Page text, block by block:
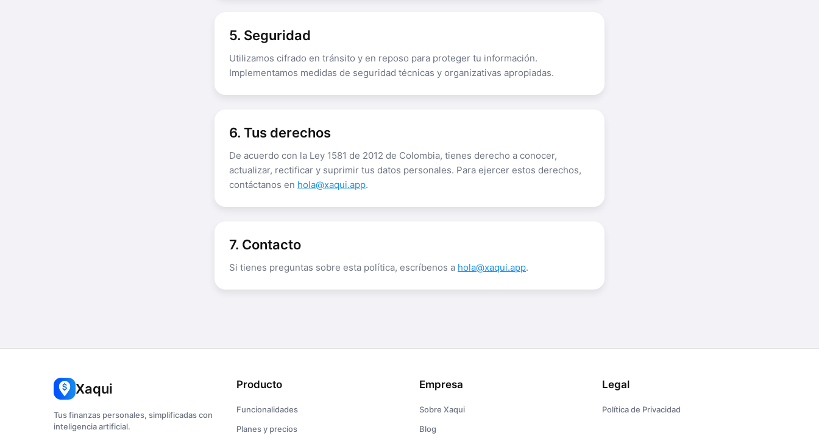
5. Seguridad
Utilizamos cifrado en tránsito y en reposo para proteger tu información.
Implementamos medidas de seguridad técnicas y organizativas apropiadas.
6. Tus derechos
De acuerdo con la Ley 1581 de 2012 de Colombia, tienes derecho a conocer,
actualizar, rectificar y suprimir tus datos personales. Para ejercer estos derechos,
contáctanos en hola@xaqui.app.
7. Contacto
Si tienes preguntas sobre esta política, escríbenos a hola@xaqui.app.
Xaqui
Tus finanzas personales, simplificadas con
inteligencia artificial.
Producto
Funcionalidades
Planes y precios
Empresa
Sobre Xaqui
Blog
Legal
Política de Privacidad